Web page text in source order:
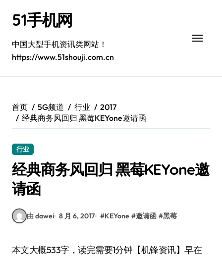
51手机网
中国大型手机资讯类网站！
https://www.51shouji.com.cn
首页 5G频道 行业
2017
经典商务风回归 黑莓KEYone邀请函
行业
经典商务风回归 黑莓KEYone邀
请函
由 dawei 8 月 6, 2017 #KEYone #邀请函 #黑莓
本文大概533字，读完需要1分钟【机锋资讯】早在